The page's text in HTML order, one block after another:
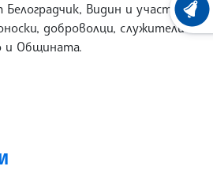
Видин и участъка в
доброволци, служители на
и Общината.